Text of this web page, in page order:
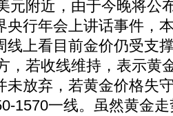
元附近，由于今晚将公
央行年会上讲话事件，
线上看目前金价仍受支
，若收线维持，表示黄
未放弃，若黄金价格失
1570一线。虽然黄金